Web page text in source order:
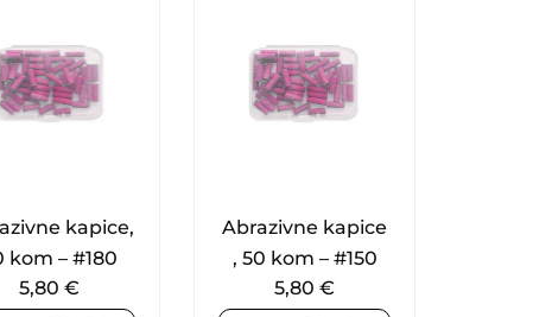
kapice,
kom – #180
5,80€
Abrazivne kapice
, 50 kom – #150
5,80€